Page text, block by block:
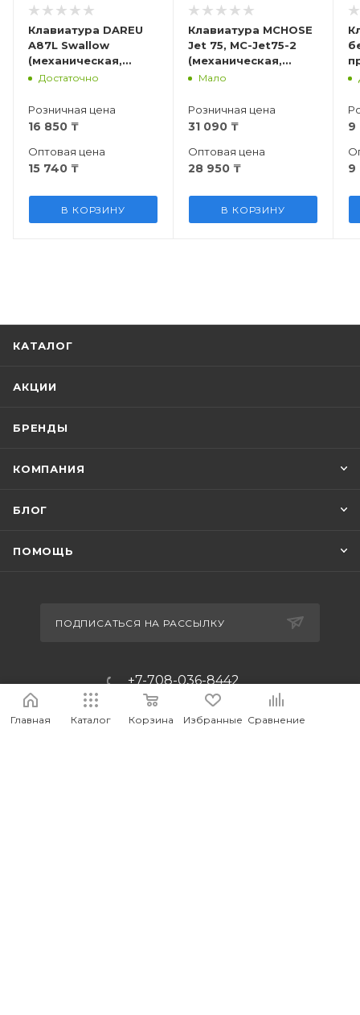
Клавиатура DAREU
A87L Swallow
(механическая,
проводная, Ru/En)
Достаточно
Розничная цена
16 850 ₸
Оптовая цена
15 740 ₸
В КОРЗИНУ
Клавиатура MCHOSE
Jet 75, MC-Jet75-2
(механическая,
проводная, RGB,
Switch)
Мало
Розничная цена
31 090 ₸
Оптовая цена
28 950 ₸
В КОРЗИНУ
9
9
КАТАЛОГ
АКЦИИ
БРЕНДЫ
КОМПАНИЯ
БЛОГ
ПОМОЩЬ
ПОДПИСАТЬСЯ НА РАССЫЛКУ
+7-708-036-8442
m_forwork@mail.ru
Главная Каталог Корзина Избранные Сравнение